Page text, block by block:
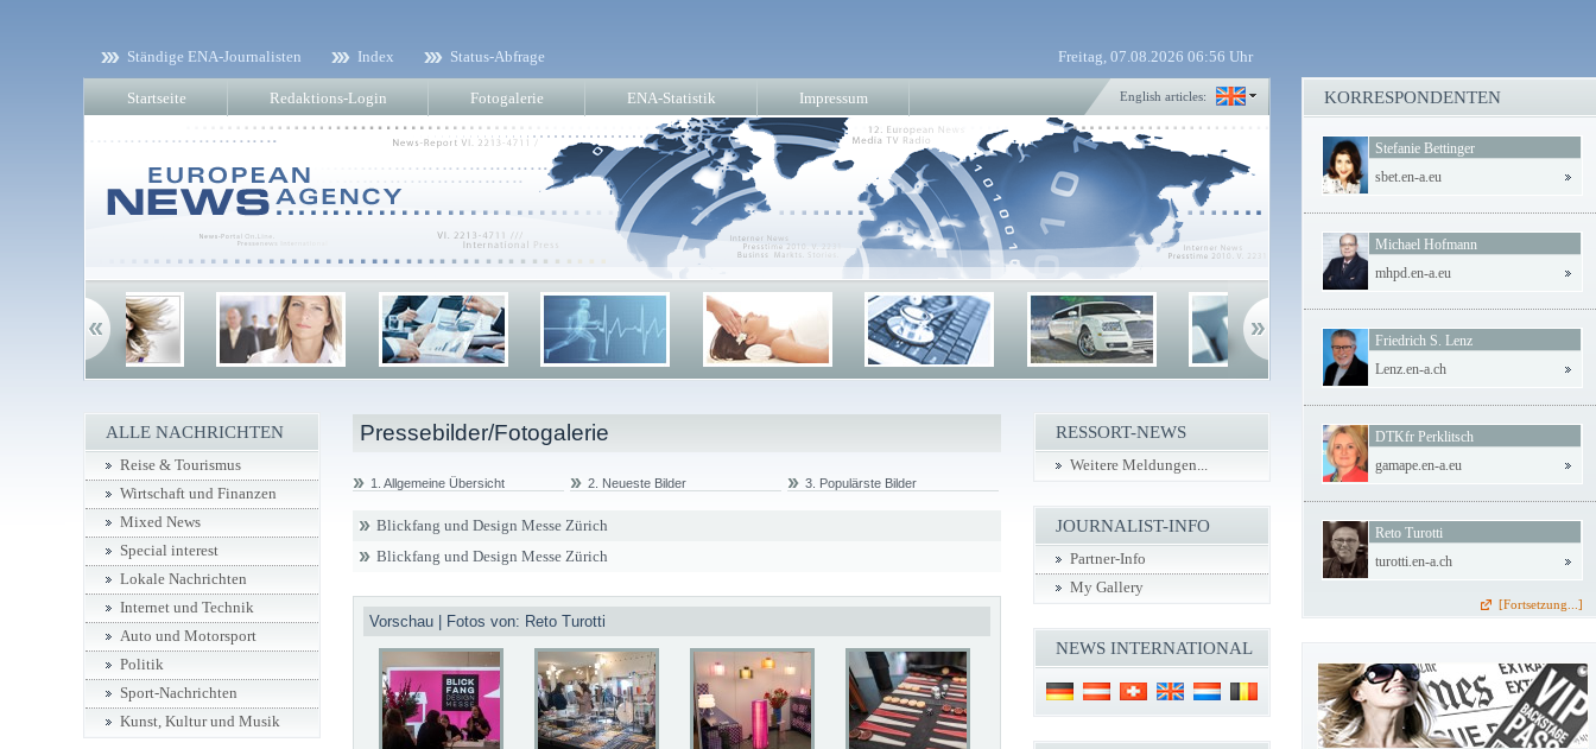
Ständige ENA-Journalisten Index Status-Abfrage Freitag, 07.08.2026 06:56 Uhr
Startseite Redaktions-Login Fotogalerie ENA-Statistik Impressum English articles:
Pressebilder/Fotogalerie
1. Allgemeine Übersicht 2. Neueste Bilder 3. Populärste Bilder
Blickfang und Design Messe Zürich
Blickfang und Design Messe Zürich
Vorschau | Fotos von: Reto Turotti
ALLE NACHRICHTEN
Reise & Tourismus
Wirtschaft und Finanzen
Mixed News
Special interest
Lokale Nachrichten
Internet und Technik
Auto und Motorsport
Politik
Sport-Nachrichten
Kunst, Kultur und Musik
RESSORT-NEWS
Weitere Meldungen...
JOURNALIST-INFO
Partner-Info
My Gallery
NEWS INTERNATIONAL
KORRESPONDENTEN
Stefanie Bettinger
sbet.en-a.eu
Michael Hofmann
mhpd.en-a.eu
Friedrich S. Lenz
Lenz.en-a.ch
DTKfr Perklitsch
gamape.en-a.eu
Reto Turotti
turotti.en-a.ch
[Fortsetzung...]